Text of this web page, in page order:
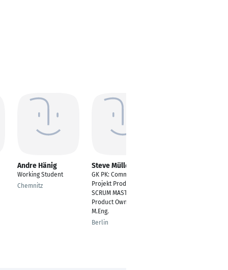
Andre Hänig
Working Student
Chemnitz
Steve Müller
GK PK: Commercial
Projekt Produkt Mgmt.
SCRUM MASTER
Product Owner M.Sc.
M.Eng.
Berlin